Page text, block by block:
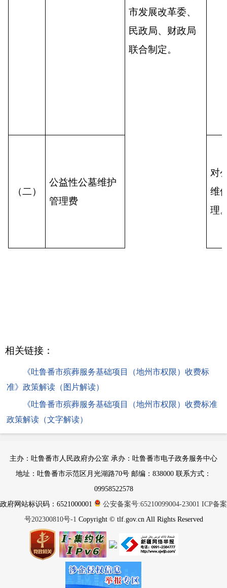
市发展改革委、
民政局、财政局
联合制定。
（二）
公益性公墓维护
管理费
对
维
理
相关链接：
《吐鲁番市殡葬服务基础项目（地州市权限）收费标
准》政策解读（图片解读）
《吐鲁番市殡葬服务基础项目（地州市权限）收费标准
政策解读（文字解读）
主办：吐鲁番市人民政府办公室 承办：吐鲁番市电子政务服务中心
地址：吐鲁番市示范区月光湖路70号 邮编：838000 联系方式：
09958522578
政府网站标识码：6521000001
公安备案号:65210099004-23001 ICP备案
号202300810号-1 Copyright © tlf.gov.cn All Rights Reserved